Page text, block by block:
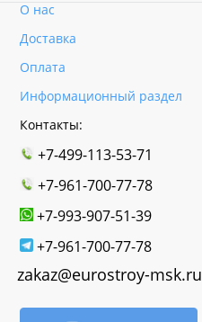
О нас
Доставка
Оплата
Информационный раздел
Контакты:
+7-499-113-53-71
+7-961-700-77-78
+7-993-907-51-39
+7-961-700-77-78
zakaz@eurostroy-msk.ru